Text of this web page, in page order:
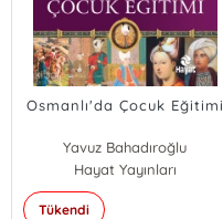
Osmanlı'da Çocuk Eğitimi
Yavuz Bahadıroğlu
Hayat Yayınları
Tükendi